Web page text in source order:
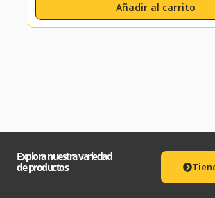
Añadir al carrito
Explora nuestra variedad
de productos